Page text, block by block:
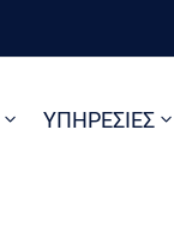
ΥΠΗΡΕΣΙΕΣ